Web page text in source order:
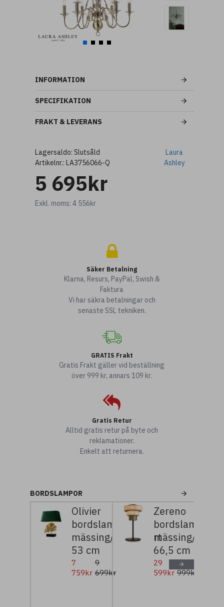
INFORMATION
SPECIFIKATION
FRAKT & LEVERANS
5 695kr
Exkl. moms: 4 556kr
Lagersaldo: Slutsåld
Artikelnr.: LA3756066-Q
Laura
Ashley
Säker Betalning
Klarna, Resurs, PayPal, Swish &
Faktura
Vi har säkra betalningar och
senaste SSL tekniken.
GRATIS Frakt
Gratis Frakt gäller vid beställning
över 999 kr, annars 109 kr.
Gratis Retur
Alltid gratis retur på byte och
reklamationer.
Enkelt att returnera.
BORDSLAMPOR
Olivier
bordslampa
mässing/grön/svart
53 cm
7
759kr
9
699kr
Zereno
bordslampa
mässing/
66,5 cm
29
599kr
36
999kr